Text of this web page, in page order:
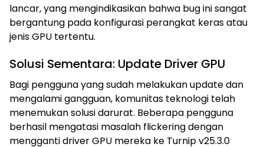
lancar, yang mengindikasikan bahwa bug ini sangat
bergantung pada konfigurasi perangkat keras atau
jenis GPU tertentu.
Solusi Sementara: Update Driver GPU
Bagi pengguna yang sudah melakukan update dan
mengalami gangguan, komunitas teknologi telah
menemukan solusi darurat. Beberapa pengguna
berhasil mengatasi masalah flickering dengan
mengganti driver GPU mereka ke Turnip v25.3.0